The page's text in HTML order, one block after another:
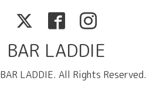
BAR LADDIE
BAR LADDIE. All Rights Reserved.